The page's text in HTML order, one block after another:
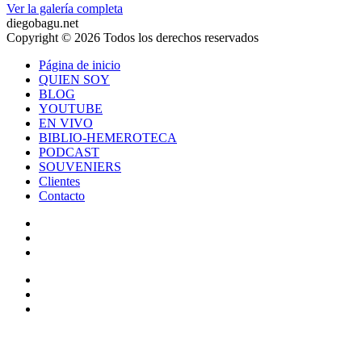
Ver la galería completa
diegobagu.net
Copyright © 2026 Todos los derechos reservados
Página de inicio
QUIEN SOY
BLOG
YOUTUBE
EN VIVO
BIBLIO-HEMEROTECA
PODCAST
SOUVENIERS
Clientes
Contacto